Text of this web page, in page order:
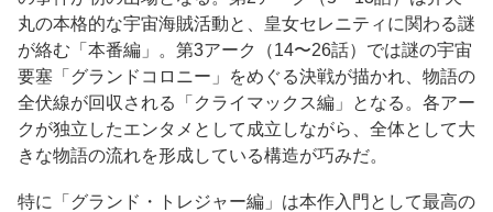
丸の本格的な宇宙海賊活動と、皇女セレニティに関わる謎
が絡む「本番編」。第3アーク（14〜26話）では謎の宇宙
要塞「グランドコロニー」をめぐる決戦が描かれ、物語の
全伏線が回収される「クライマックス編」となる。各アー
クが独立したエンタメとして成立しながら、全体として大
きな物語の流れを形成している構造が巧みだ。
特に「グランド・トレジャー編」は本作入門として最高の